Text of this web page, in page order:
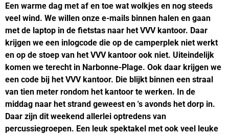
Een warme dag met af en toe wat wolkjes en nog steeds
veel wind. We willen onze e-mails binnen halen en gaan
met de laptop in de fietstas naar het VVV kantoor. Daar
krijgen we een inlogcode die op de camperplek niet werkt
en op de stoep van het VVV kantoor ook niet. Uiteindelijk
komen we terecht in Narbonne-Plage. Ook daar krijgen we
een code bij het VVV kantoor. Die blijkt binnen een straal
van tien meter rondom het kantoor te werken. In de
middag naar het strand geweest en 's avonds het dorp in.
Daar zijn dit weekend allerlei optredens van
percussiegroepen. Een leuk spektakel met ook veel leuke